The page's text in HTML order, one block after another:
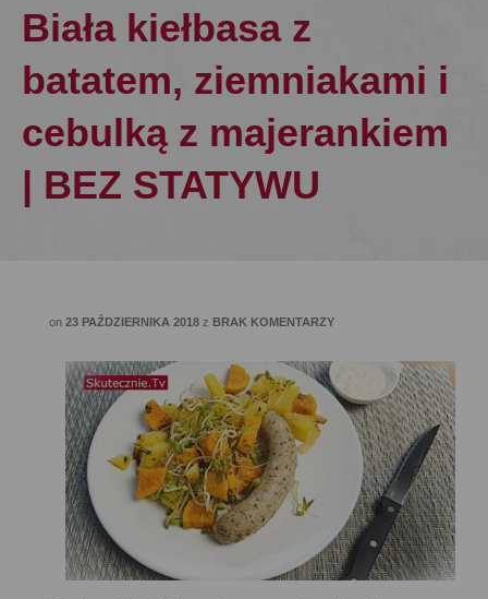
Biała kiełbasa z
batatem, ziemniakami i
cebulką z majerankiem
| BEZ STATYWU
on 23 PAŹDZIERNIKA 2018 z BRAK KOMENTARZY